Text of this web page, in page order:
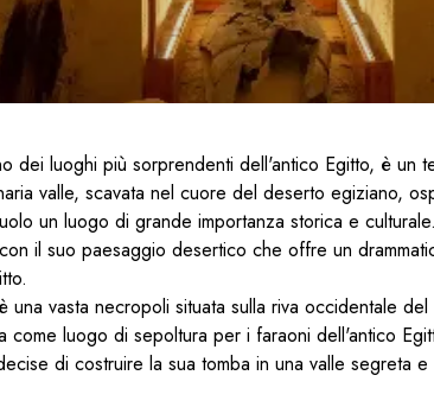
dei luoghi più sorprendenti dell'antico Egitto, è un
valle, scavata nel cuore del deserto egiziano,
un luogo di grande importanza storica e
il suo paesaggio desertico che offre un
vasta necropoli situata sulla riva occidentale
luogo di sepoltura per i faraoni dell'antico
di costruire la sua tomba in una valle segreta e